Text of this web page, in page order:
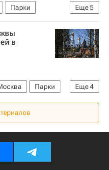
Еще5
Парки
в
Еще4
Парки
Россия